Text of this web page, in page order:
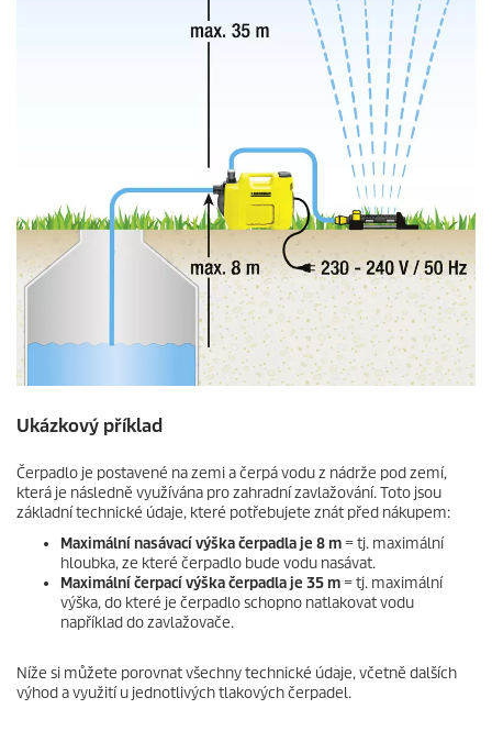
Ukázkový příklad
Čerpadlo je postavené na zemi a čerpá vodu z nádrže pod zemí,
která je následně využívána pro zahradní zavlažování. Toto jsou
základní technické údaje, které potřebujete znát před nákupem:
Maximální nasávací výška čerpadla je 8 m= tj. maximální
hloubka, ze které čerpadlo bude vodu nasávat.
Maximální čerpací výška čerpadla je 35 m= tj. maximální
výška, do které je čerpadlo schopno natlakovat vodu
například do zavlažovače.
Níže si můžete porovnat všechny technické údaje, včetně dalších
výhod a využití u jednotlivých tlakových čerpadel.